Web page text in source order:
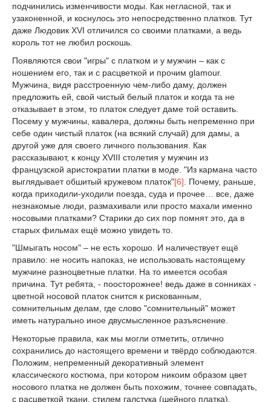
подчинились изменчивости моды. Как негласной, так и
узаконенной, и коснулось это непосредственно платков. Тут
даже Людовик XVI отличился со своими платками, а ведь
король тот не любил роскошь.
Появляются свои "игры" с платком и у мужчин – как с
ношением его, так и с расцветкой и прочим glamour.
Мужчина, видя расстроенную чем-либо даму, должен
предложить ей, свой чистый белый платок и когда та не
отказывает в этом, то платок следует даме той оставить.
Посему у мужчины, кавалера, должны быть непременно при
себе один чистый платок (на всякий случай) для дамы, а
другой уже для своего личного пользования. Как
рассказывают, к концу XVIII столетия у мужчин из
французской аристократии платки в моде. "Из кармана часто
выглядывает обшитый кружевом платок"[6] . Почему, раньше,
когда приходили-уходили поезда, суда и прочее… все, даже
незнакомые люди, размахивали или просто махали именно
носовыми платками? Старики до сих пор помнят это, да в
старых фильмах ещё можно увидеть то.
"Шмыгать носом" – не есть хорошо. И наличествует ещё
правило: не носить напоказ, не использовать настоящему
мужчине разноцветные платки. На то имеется особая
причина. Тут ребята, - поосторожнее! ведь даже в сонниках -
цветной носовой платок снится к рискованным,
сомнительным делам, где слово "сомнительный" может
иметь натурально иное двусмысленное разъяснение.
Некоторые правила, как мы могли отметить, отлично
сохранились до настоящего времени и твёрдо соблюдаются.
Положим, непременный декоративный элемент
классического костюма, при котором никоим образом цвет
носового платка не должен быть похожим, точнее совпадать,
с расцветкой ткани, стилем галстука (шейного платка).